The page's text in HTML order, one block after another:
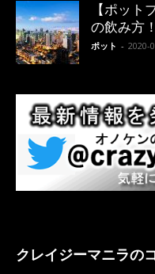
【ポット
の飲み方
ポット - 2020-
クレイジーマニラの